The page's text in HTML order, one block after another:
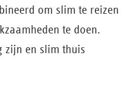
om slim te reizen
te doen.
zijn en slim thuis